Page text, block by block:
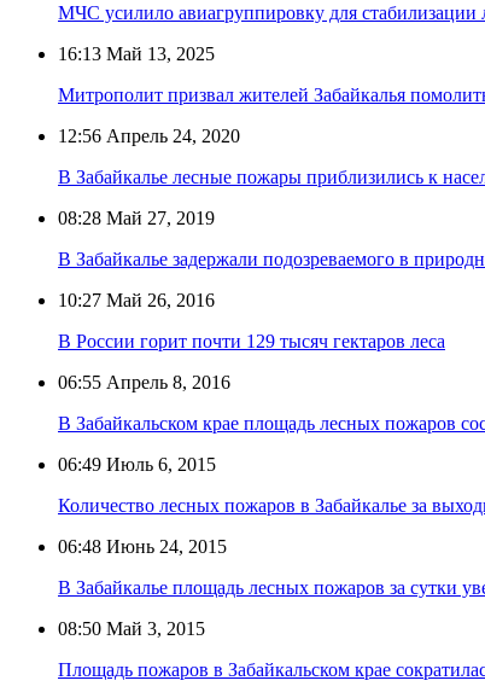
МЧС усилило авиагруппировку для стабилизации
16:13 Май 13, 2025
Митрополит призвал жителей Забайкалья
12:56 Апрель 24, 2020
В Забайкалье лесные пожары приблизились к
08:28 Май 27, 2019
В Забайкалье задержали подозреваемого в
10:27 Май 26, 2016
В России горит почти 129 тысяч гектаров леса
06:55 Апрель 8, 2016
В Забайкальском крае площадь лесных пожаров
06:49 Июль 6, 2015
Количество лесных пожаров в Забайкалье за
06:48 Июнь 24, 2015
В Забайкалье площадь лесных пожаров за сутки
08:50 Май 3, 2015
Площадь пожаров в Забайкальском крае